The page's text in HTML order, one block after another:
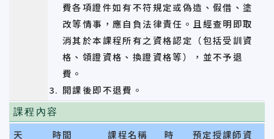
費各項證件如有不符規定或偽造、假借、塗
改等情事，應自負法律責任。且經查明即取
消其於本課程所有之資格認定（包括受訓資
格、領證資格、換證資格等），並不予退
費。
開課後即不退費。
課程內容
天 時間 課程名稱 時 預定授課師資